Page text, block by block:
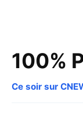
100%
Ce soir sur